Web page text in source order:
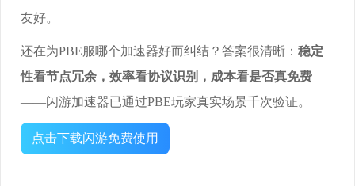
友好。
还在为PBE服哪个加速器好而纠结？答案很清晰： 稳定
性看节点冗余，效率看协议识别，成本看是否真免费
——闪游加速器已通过PBE玩家真实场景千次验证。
点击下载闪游免费使用